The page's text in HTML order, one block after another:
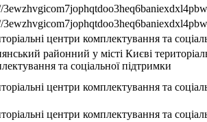
центри комплектування та
районний у місті Києві
та соціальної підтримки
центри комплектування та
центри комплектування та